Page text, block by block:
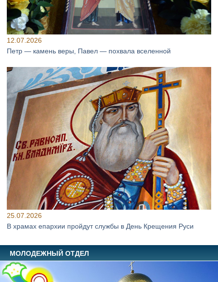
12.07.2026
Петр — камень веры, Павел — похвала вселенной
25.07.2026
В храмах епархии пройдут службы в День Крещения Руси
МОЛОДЕЖНЫЙ ОТДЕЛ